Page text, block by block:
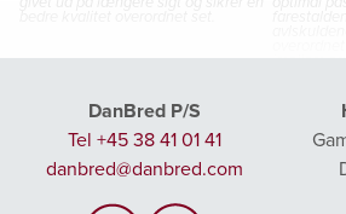
imellem
Avlskuld kan være mere krævende,
kræver mere opmærksomhed er
første levedøgn hvor ekstraordinære
samles i én arbejdsgang. Pasningen af
DanBred P/S
Tel +45 38 41 01 41
danbred@danbred.com